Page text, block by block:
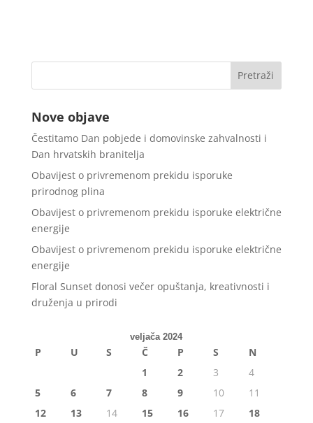
Nove objave
Čestitamo Dan pobjede i domovinske zahvalnosti i
Dan hrvatskih branitelja
Obavijest o privremenom prekidu isporuke
prirodnog plina
Obavijest o privremenom prekidu isporuke električne
energije
Obavijest o privremenom prekidu isporuke električne
energije
Floral Sunset donosi večer opuštanja, kreativnosti i
druženja u prirodi
veljača 2024
P U S Č P S
N
1
2 3
4
5
6 7 8 9 10
11
12
13 14 15 16 17 18